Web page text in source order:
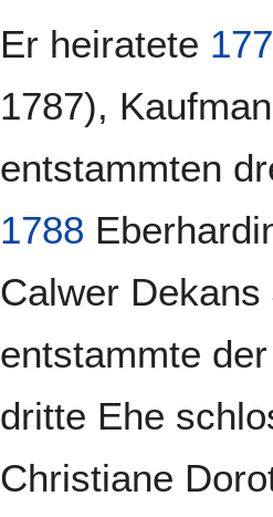
Er heiratete
1787),
entstammten
1788
Calwer Dekans
entstammte
dritte Ehe
Christiane